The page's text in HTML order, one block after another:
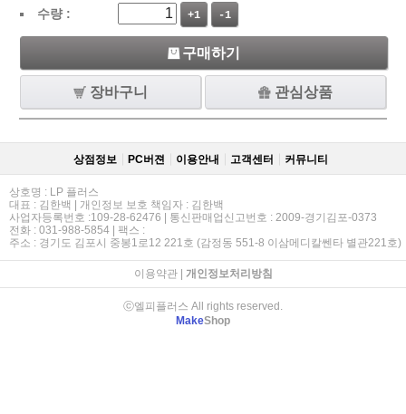
수량 :
+1 -1
구매하기
장바구니 관심상품
상점정보 PC버젼 이용안내 고객센터 커뮤니티
상호명 : LP 플러스
대표 : 김한백 | 개인정보 보호 책임자 : 김한백
사업자등록번호 :109-28-62476 | 통신판매업신고번호 : 2009-경기김포-0373
전화 : 031-988-5854 | 팩스 :
주소 : 경기도 김포시 중봉1로12 221호 (감정동 551-8 이삼메디칼쎈타 별관221호)
이용약관| 개인정보처리방침
ⓒ엘피플러스 All rights reserved.
MakeShop